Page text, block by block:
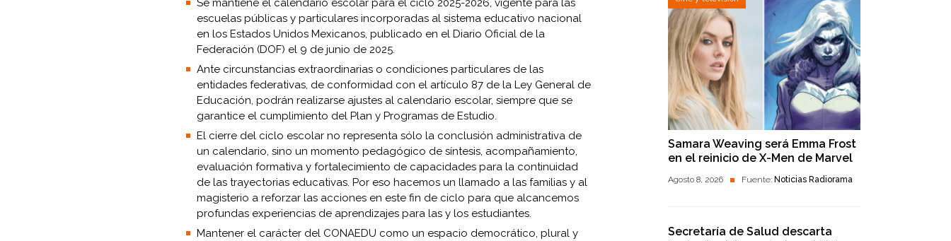
Se mantiene el calendario escolar para el ciclo 2025-2026, vigente para las
escuelas públicas y particulares incorporadas al sistema educativo nacional
en los Estados Unidos Mexicanos, publicado en el Diario Oficial de la
Federación (DOF) el 9 de junio de 2025.
Ante circunstancias extraordinarias o condiciones particulares de las
entidades federativas, de conformidad con el artículo 87 de la Ley General de
Educación, podrán realizarse ajustes al calendario escolar, siempre que se
garantice el cumplimiento del Plan y Programas de Estudio.
El cierre del ciclo escolar no representa sólo la conclusión administrativa de
un calendario, sino un momento pedagógico de síntesis, acompañamiento,
evaluación formativa y fortalecimiento de capacidades para la continuidad
de las trayectorias educativas. Por eso hacemos un llamado a las familias y al
magisterio a reforzar las acciones en este fin de ciclo para que alcancemos
profundas experiencias de aprendizajes para las y los estudiantes.
Mantener el carácter del CONAEDU como un espacio democrático, plural y
Samara Weaving será Emma Frost
en el reinicio de X-Men de Marvel
Agosto 8, 2026 Fuente: Noticias Radiorama
Secretaría de Salud descarta